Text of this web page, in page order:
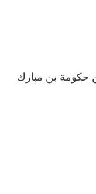
حكومة بن مبارك